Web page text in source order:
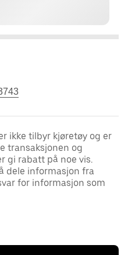
ikke tilbyr kjøretøy og er
transaksjonen og
gi rabatt på noe vis.
dele informasjon fra
for informasjon som